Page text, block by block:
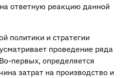
ответную реакцию данной
политики и стратегии
проведение ряда
первых, определяется
затрат на производство и